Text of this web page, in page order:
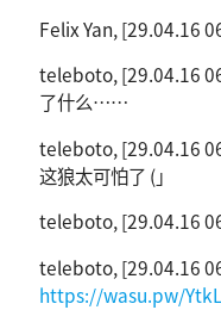
Felix Yan, [29.04.16
teleboto, [29.04.16
了什么……
teleboto, [29.04.16
这狼太可怕了 (」
teleboto, [29.04.16
teleboto, [29.04.16
https://wasu.pw/YtkL